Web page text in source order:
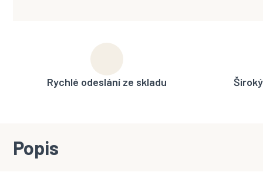
Rychlé odeslání ze skladu
Popis